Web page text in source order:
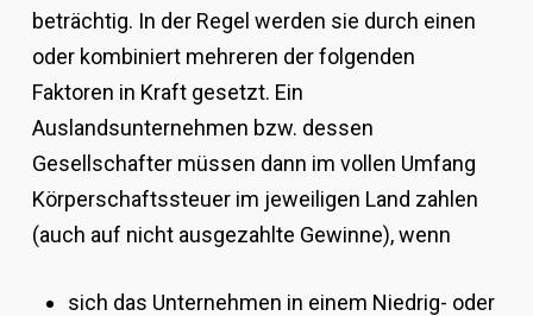
beträchtig. In der Regel werden sie durch einen
oder kombiniert mehreren der folgenden
Faktoren in Kraft gesetzt. Ein
Auslandsunternehmen bzw. dessen
Gesellschafter müssen dann im vollen Umfang
Körperschaftssteuer im jeweiligen Land zahlen
(auch auf nicht ausgezahlte Gewinne), wenn
sich das Unternehmen in einem Niedrig- oder